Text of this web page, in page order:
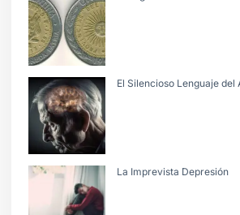
El Silencioso Lenguaje del
La Imprevista Depresión